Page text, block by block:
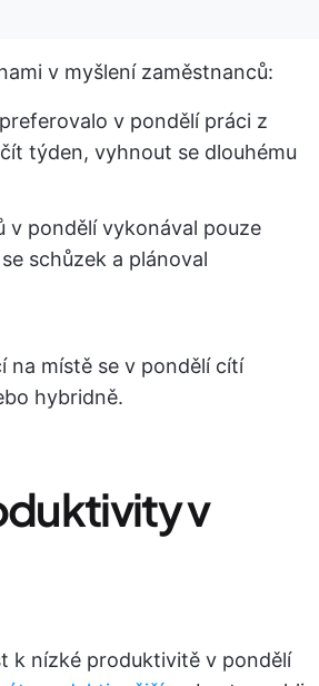
v myšlení zaměstnanců:
v pondělí práci z
týden, vyhnout se dlouhému
v pondělí vykonával pouze
schůzek a plánoval
na místě se v pondělí cítí
hybridně.
v
k nízké produktivitě v pondělí